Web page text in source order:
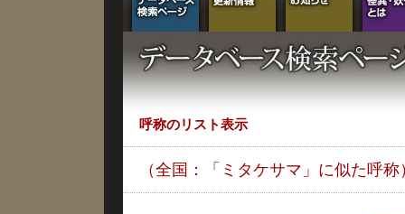
呼称のリスト表示
（全国：「ミタケサマ」に似た呼称